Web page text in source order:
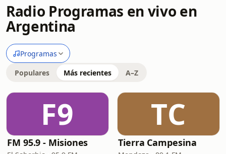
Radio Programas en vivo en
Argentina
Programas
Populares Más recientes A–Z
F9
FM 95.9 - Misiones
TC
Tierra Campesina